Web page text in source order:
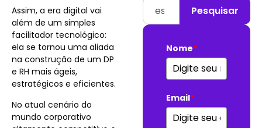
Assim, a era digital vai
além de um simples
facilitador tecnológico:
ela se tornou uma aliada
na construção de um DP
e RH mais ágeis,
estratégicos e eficientes.
No atual cenário do
mundo corporativo
Pesquisar
Nome*
Email*